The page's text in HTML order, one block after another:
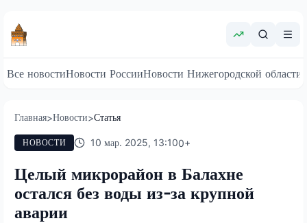
Все новостиНовости РоссииНовости Нижегородской области
Главная>Новости>Статья
НОВОСТИ 10 мар. 2025, 13:100+
Целый микрорайон в Балахне
остался без воды из-за крупной
аварии